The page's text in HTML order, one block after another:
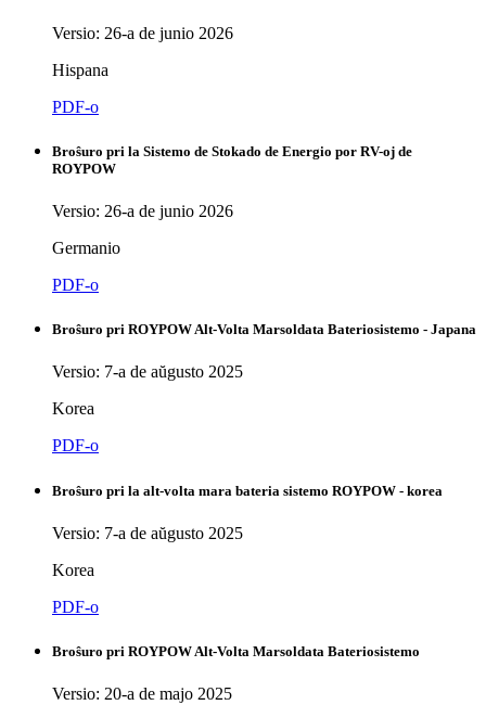
Versio: 26-a de junio 2026
Hispana
PDF-o
Broŝuro pri la Sistemo de Stokado de Energio por RV-oj de
ROYPOW
Versio: 26-a de junio 2026
Germanio
PDF-o
Broŝuro pri ROYPOW Alt-Volta Marsoldata Bateriosistemo - Japana
Versio: 7-a de aŭgusto 2025
Korea
PDF-o
Broŝuro pri la alt-volta mara bateria sistemo ROYPOW - korea
Versio: 7-a de aŭgusto 2025
Korea
PDF-o
Broŝuro pri ROYPOW Alt-Volta Marsoldata Bateriosistemo
Versio: 20-a de majo 2025